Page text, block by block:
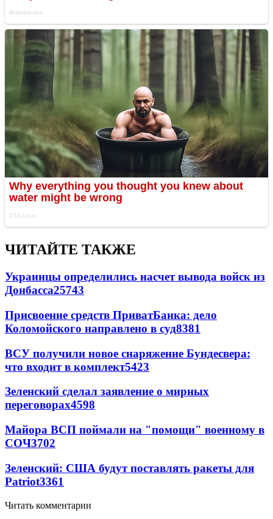
ЧИТАЙТЕ ТАКЖЕ
Украинцы определились насчет вывода войск из
Донбасса25743
Присвоение средств ПриватБанка: дело
Коломойского направлено в суд8381
ВСУ получили новое снаряжение Бундесвера:
что входит в комплект5423
Зеленский сделал заявление о мирных
переговорах4598
Майора ВСП поймали на "помощи" военному в
СОЧ3702
Зеленский: США будут поставлять ракеты для
Patriot3361
Читать комментарии